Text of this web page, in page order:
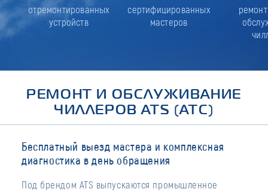
отремонтированных
устройств
сертифицированных
мастеров
РЕМОНТ И ОБСЛУЖИВАНИЕ
ЧИЛЛЕРОВ ATS (АТС)
Бесплатный выезд мастера и комплексная
диагностика в день обращения
Под брендом ATS выпускаются промышленное